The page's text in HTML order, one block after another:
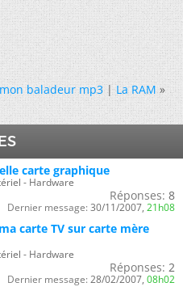
baladeur mp3|La RAM »
carte graphique
- Hardware
Réponses: 8
Dernier message: 30/11/2007, 21h08
carte TV sur carte mère
- Hardware
Réponses: 2
Dernier message: 28/02/2007, 08h02